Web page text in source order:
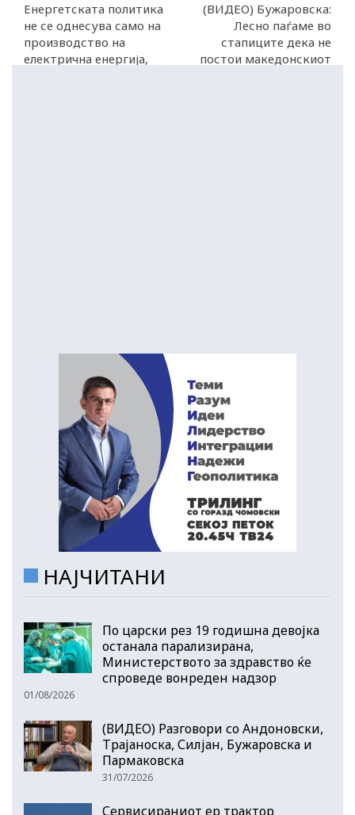
Eнергетската политика
не се однесува само на
производство на
електрична енергија,
(ВИДЕО) Бужаровска:
Лесно паѓаме во
стапиците дека не
постои македонскиот
НАЈЧИТАНИ
По царски рез 19 годишна девојка
останала парализирана,
Министерството за здравство ќе
спроведе вонреден надзор
01/08/2026
(ВИДЕО) Разговори со Андоновски,
Трајаноска, Силјан, Бужаровска и
Пармаковска
31/07/2026
Сервисираниот ер трактор